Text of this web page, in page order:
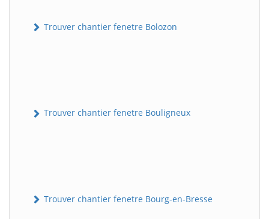
Trouver chantier fenetre Bolozon
Trouver chantier fenetre Bouligneux
Trouver chantier fenetre Bourg-en-Bresse